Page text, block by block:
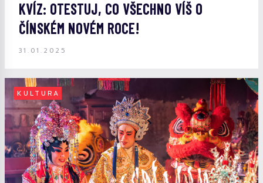
KVÍZ: OTESTUJ, CO VŠECHNO VÍŠ O
ČÍNSKÉM NOVÉM ROCE!
31.01.2025
KULTURA